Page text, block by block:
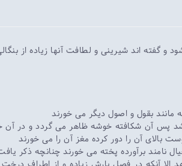
و گفته اند شیرینی و لطافت آنها زیاده از
مانند بقول و اصول دیگر می خورند
پس آن شکافته خوشه ظاهر می گردد و در آن
بالای آن را دور کرده مغز آن را می خورند
نامند برآورده پخته می خورند چنانچه ذکر